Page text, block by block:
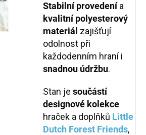
Stabilní provedenía
kvalitní polyesterový
materiál zajišťují
odolnost při
každodenním hraní i
snadnou údržbu.
Stan je součástí
designové kolekce
hraček a doplňků Little
Dutch Forest Friends,